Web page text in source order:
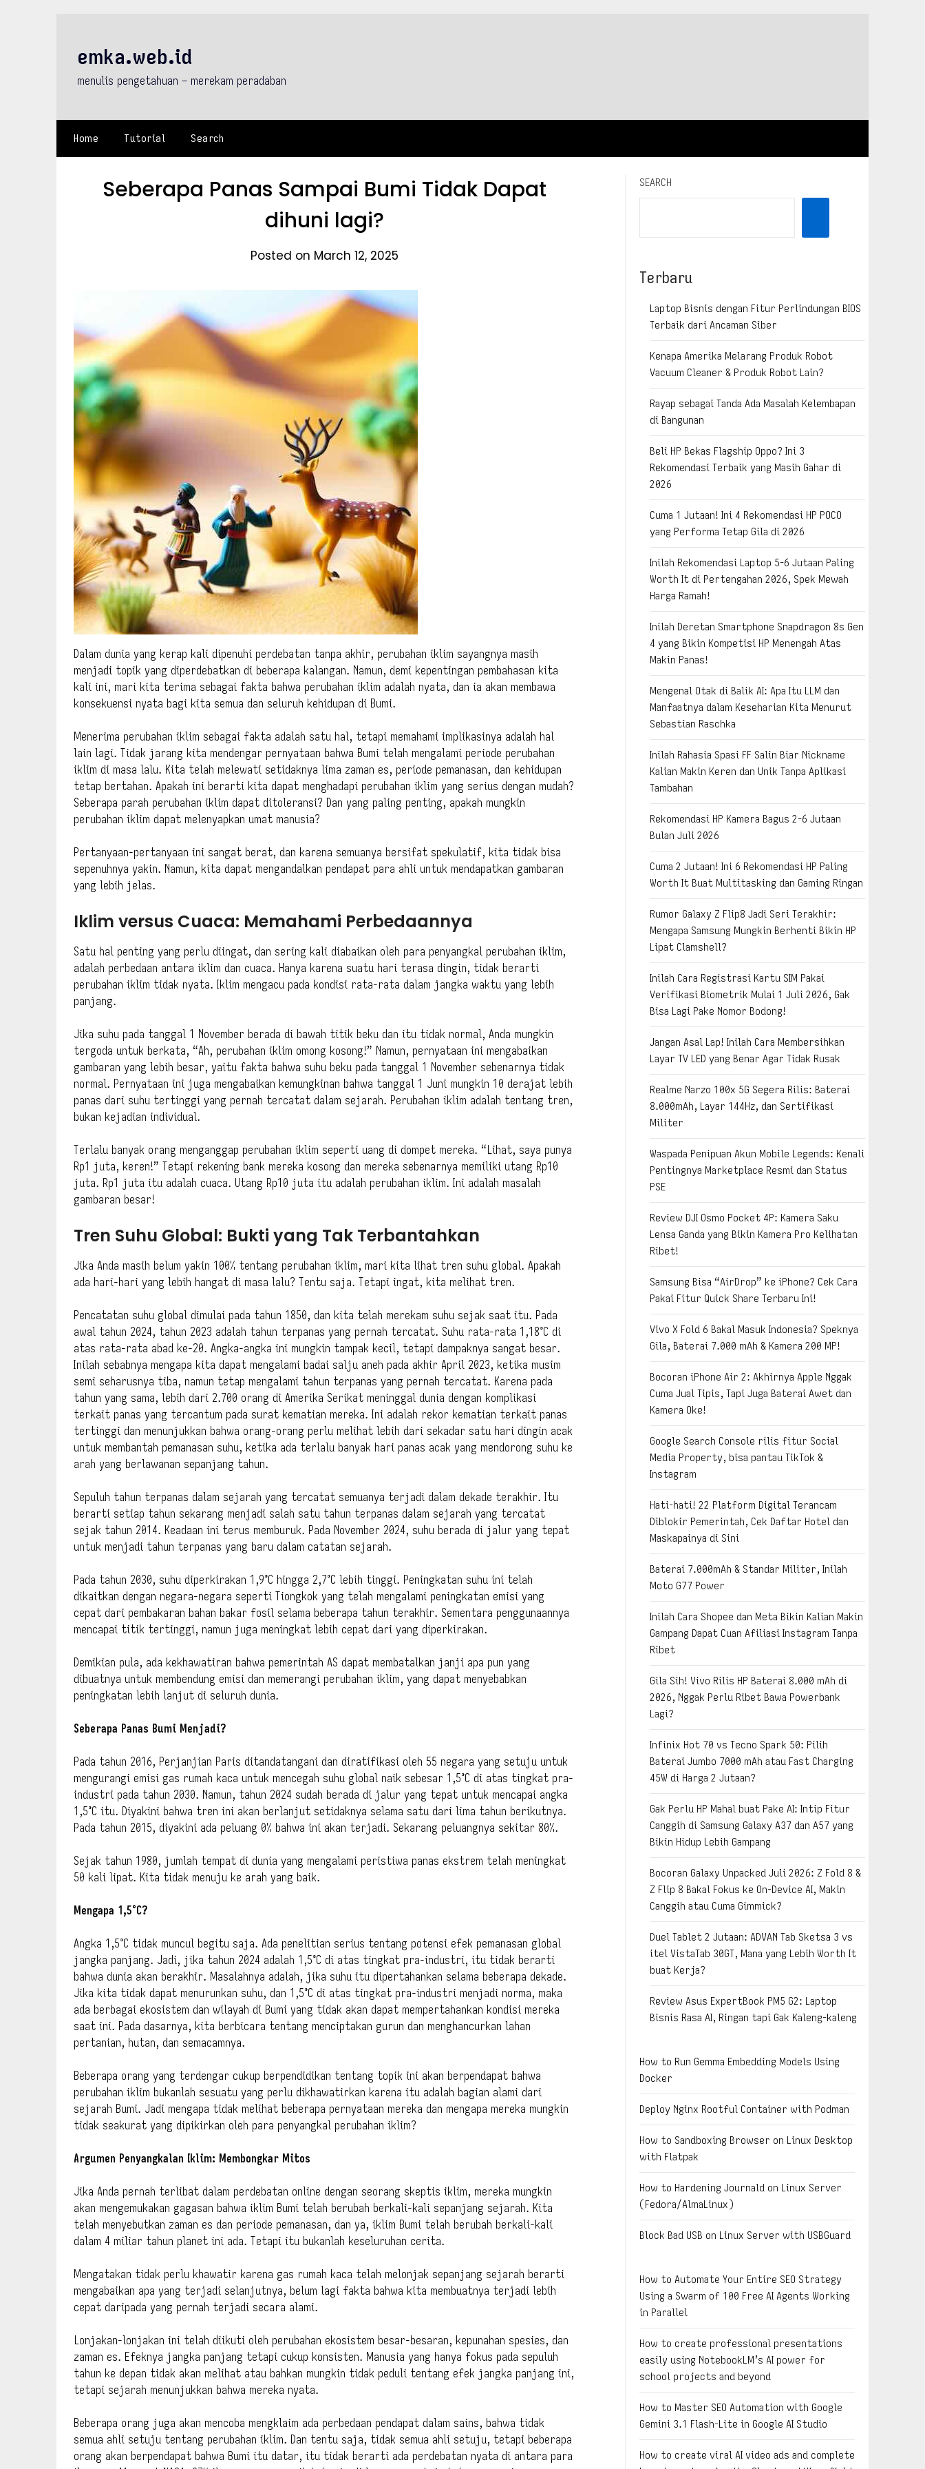
emka.web.id
menulis pengetahuan – merekam peradaban
Home Tutorial Search
Seberapa Panas Sampai Bumi Tidak Dapat
dihuni lagi?
Posted on March 12, 2025
Dalam dunia yang kerap kali dipenuhi perdebatan tanpa akhir, perubahan iklim sayangnya masih
menjadi topik yang diperdebatkan di beberapa kalangan. Namun, demi kepentingan pembahasan kita
kali ini, mari kita terima sebagai fakta bahwa perubahan iklim adalah nyata, dan ia akan membawa
konsekuensi nyata bagi kita semua dan seluruh kehidupan di Bumi.
Menerima perubahan iklim sebagai fakta adalah satu hal, tetapi memahami implikasinya adalah hal
lain lagi. Tidak jarang kita mendengar pernyataan bahwa Bumi telah mengalami periode perubahan
iklim di masa lalu. Kita telah melewati setidaknya lima zaman es, periode pemanasan, dan kehidupan
tetap bertahan. Apakah ini berarti kita dapat menghadapi perubahan iklim yang serius dengan mudah?
Seberapa parah perubahan iklim dapat ditoleransi? Dan yang paling penting, apakah mungkin
perubahan iklim dapat melenyapkan umat manusia?
Pertanyaan-pertanyaan ini sangat berat, dan karena semuanya bersifat spekulatif, kita tidak bisa
sepenuhnya yakin. Namun, kita dapat mengandalkan pendapat para ahli untuk mendapatkan gambaran
yang lebih jelas.
Iklim versus Cuaca: Memahami Perbedaannya
Satu hal penting yang perlu diingat, dan sering kali diabaikan oleh para penyangkal perubahan iklim,
adalah perbedaan antara iklim dan cuaca. Hanya karena suatu hari terasa dingin, tidak berarti
perubahan iklim tidak nyata. Iklim mengacu pada kondisi rata-rata dalam jangka waktu yang lebih
panjang.
Jika suhu pada tanggal 1 November berada di bawah titik beku dan itu tidak normal, Anda mungkin
tergoda untuk berkata, “Ah, perubahan iklim omong kosong!” Namun, pernyataan ini mengabaikan
gambaran yang lebih besar, yaitu fakta bahwa suhu beku pada tanggal 1 November sebenarnya tidak
normal. Pernyataan ini juga mengabaikan kemungkinan bahwa tanggal 1 Juni mungkin 10 derajat lebih
panas dari suhu tertinggi yang pernah tercatat dalam sejarah. Perubahan iklim adalah tentang tren,
bukan kejadian individual.
Terlalu banyak orang menganggap perubahan iklim seperti uang di dompet mereka. “Lihat, saya punya
Rp1 juta, keren!” Tetapi rekening bank mereka kosong dan mereka sebenarnya memiliki utang Rp10
juta. Rp1 juta itu adalah cuaca. Utang Rp10 juta itu adalah perubahan iklim. Ini adalah masalah
gambaran besar!
Tren Suhu Global: Bukti yang Tak Terbantahkan
Jika Anda masih belum yakin 100% tentang perubahan iklim, mari kita lihat tren suhu global. Apakah
ada hari-hari yang lebih hangat di masa lalu? Tentu saja. Tetapi ingat, kita melihat tren.
Pencatatan suhu global dimulai pada tahun 1850, dan kita telah merekam suhu sejak saat itu. Pada
awal tahun 2024, tahun 2023 adalah tahun terpanas yang pernah tercatat. Suhu rata-rata 1,18°C di
atas rata-rata abad ke-20. Angka-angka ini mungkin tampak kecil, tetapi dampaknya sangat besar.
Inilah sebabnya mengapa kita dapat mengalami badai salju aneh pada akhir April 2023, ketika musim
semi seharusnya tiba, namun tetap mengalami tahun terpanas yang pernah tercatat. Karena pada
tahun yang sama, lebih dari 2.700 orang di Amerika Serikat meninggal dunia dengan komplikasi
terkait panas yang tercantum pada surat kematian mereka. Ini adalah rekor kematian terkait panas
tertinggi dan menunjukkan bahwa orang-orang perlu melihat lebih dari sekadar satu hari dingin acak
untuk membantah pemanasan suhu, ketika ada terlalu banyak hari panas acak yang mendorong suhu ke
arah yang berlawanan sepanjang tahun.
Sepuluh tahun terpanas dalam sejarah yang tercatat semuanya terjadi dalam dekade terakhir. Itu
berarti setiap tahun sekarang menjadi salah satu tahun terpanas dalam sejarah yang tercatat
sejak tahun 2014. Keadaan ini terus memburuk. Pada November 2024, suhu berada di jalur yang tepat
untuk menjadi tahun terpanas yang baru dalam catatan sejarah.
Pada tahun 2030, suhu diperkirakan 1,9°C hingga 2,7°C lebih tinggi. Peningkatan suhu ini telah
dikaitkan dengan negara-negara seperti Tiongkok yang telah mengalami peningkatan emisi yang
cepat dari pembakaran bahan bakar fosil selama beberapa tahun terakhir. Sementara penggunaannya
mencapai titik tertinggi, namun juga meningkat lebih cepat dari yang diperkirakan.
Demikian pula, ada kekhawatiran bahwa pemerintah AS dapat membatalkan janji apa pun yang
dibuatnya untuk membendung emisi dan memerangi perubahan iklim, yang dapat menyebabkan
peningkatan lebih lanjut di seluruh dunia.
Seberapa Panas Bumi Menjadi?
Pada tahun 2016, Perjanjian Paris ditandatangani dan diratifikasi oleh 55 negara yang setuju untuk
mengurangi emisi gas rumah kaca untuk mencegah suhu global naik sebesar 1,5°C di atas tingkat pra-
industri pada tahun 2030. Namun, tahun 2024 sudah berada di jalur yang tepat untuk mencapai angka
1,5°C itu. Diyakini bahwa tren ini akan berlanjut setidaknya selama satu dari lima tahun berikutnya.
Pada tahun 2015, diyakini ada peluang 0% bahwa ini akan terjadi. Sekarang peluangnya sekitar 80%.
Sejak tahun 1980, jumlah tempat di dunia yang mengalami peristiwa panas ekstrem telah meningkat
50 kali lipat. Kita tidak menuju ke arah yang baik.
Mengapa 1,5°C?
Angka 1,5°C tidak muncul begitu saja. Ada penelitian serius tentang potensi efek pemanasan global
jangka panjang. Jadi, jika tahun 2024 adalah 1,5°C di atas tingkat pra-industri, itu tidak berarti
bahwa dunia akan berakhir. Masalahnya adalah, jika suhu itu dipertahankan selama beberapa dekade.
Jika kita tidak dapat menurunkan suhu, dan 1,5°C di atas tingkat pra-industri menjadi norma, maka
ada berbagai ekosistem dan wilayah di Bumi yang tidak akan dapat mempertahankan kondisi mereka
saat ini. Pada dasarnya, kita berbicara tentang menciptakan gurun dan menghancurkan lahan
pertanian, hutan, dan semacamnya.
Beberapa orang yang terdengar cukup berpendidikan tentang topik ini akan berpendapat bahwa
perubahan iklim bukanlah sesuatu yang perlu dikhawatirkan karena itu adalah bagian alami dari
sejarah Bumi. Jadi mengapa tidak melihat beberapa pernyataan mereka dan mengapa mereka mungkin
tidak seakurat yang dipikirkan oleh para penyangkal perubahan iklim?
Argumen Penyangkalan Iklim: Membongkar Mitos
Jika Anda pernah terlibat dalam perdebatan online dengan seorang skeptis iklim, mereka mungkin
akan mengemukakan gagasan bahwa iklim Bumi telah berubah berkali-kali sepanjang sejarah. Kita
telah menyebutkan zaman es dan periode pemanasan, dan ya, iklim Bumi telah berubah berkali-kali
dalam 4 miliar tahun planet ini ada. Tetapi itu bukanlah keseluruhan cerita.
Mengatakan tidak perlu khawatir karena gas rumah kaca telah melonjak sepanjang sejarah berarti
mengabaikan apa yang terjadi selanjutnya, belum lagi fakta bahwa kita membuatnya terjadi lebih
cepat daripada yang pernah terjadi secara alami.
Lonjakan-lonjakan ini telah diikuti oleh perubahan ekosistem besar-besaran, kepunahan spesies, dan
zaman es. Efeknya jangka panjang tetapi cukup konsisten. Manusia yang hanya fokus pada sepuluh
tahun ke depan tidak akan melihat atau bahkan mungkin tidak peduli tentang efek jangka panjang ini,
tetapi sejarah menunjukkan bahwa mereka nyata.
Beberapa orang juga akan mencoba mengklaim ada perbedaan pendapat dalam sains, bahwa tidak
semua ahli setuju tentang perubahan iklim. Dan tentu saja, tidak semua ahli setuju, tetapi beberapa
orang akan berpendapat bahwa Bumi itu datar, itu tidak berarti ada perdebatan nyata di antara para
SEARCH
Terbaru
Laptop Bisnis dengan Fitur Perlindungan BIOS
Terbaik dari Ancaman Siber
Kenapa Amerika Melarang Produk Robot
Vacuum Cleaner & Produk Robot Lain?
Rayap sebagai Tanda Ada Masalah Kelembapan
di Bangunan
Beli HP Bekas Flagship Oppo? Ini 3
Rekomendasi Terbaik yang Masih Gahar di
2026
Cuma 1 Jutaan! Ini 4 Rekomendasi HP POCO
yang Performa Tetap Gila di 2026
Inilah Rekomendasi Laptop 5-6 Jutaan Paling
Worth It di Pertengahan 2026, Spek Mewah
Harga Ramah!
Inilah Deretan Smartphone Snapdragon 8s Gen
4 yang Bikin Kompetisi HP Menengah Atas
Makin Panas!
Mengenal Otak di Balik AI: Apa Itu LLM dan
Manfaatnya dalam Keseharian Kita Menurut
Sebastian Raschka
Inilah Rahasia Spasi FF Salin Biar Nickname
Kalian Makin Keren dan Unik Tanpa Aplikasi
Tambahan
Rekomendasi HP Kamera Bagus 2-6 Jutaan
Bulan Juli 2026
Cuma 2 Jutaan! Ini 6 Rekomendasi HP Paling
Worth It Buat Multitasking dan Gaming Ringan
Rumor Galaxy Z Flip8 Jadi Seri Terakhir:
Mengapa Samsung Mungkin Berhenti Bikin HP
Lipat Clamshell?
Inilah Cara Registrasi Kartu SIM Pakai
Verifikasi Biometrik Mulai 1 Juli 2026, Gak
Bisa Lagi Pake Nomor Bodong!
Jangan Asal Lap! Inilah Cara Membersihkan
Layar TV LED yang Benar Agar Tidak Rusak
Realme Narzo 100x 5G Segera Rilis: Baterai
8.000mAh, Layar 144Hz, dan Sertifikasi
Militer
Waspada Penipuan Akun Mobile Legends: Kenali
Pentingnya Marketplace Resmi dan Status
PSE
Review DJI Osmo Pocket 4P: Kamera Saku
Lensa Ganda yang Bikin Kamera Pro Kelihatan
Ribet!
Samsung Bisa “AirDrop” ke iPhone? Cek Cara
Pakai Fitur Quick Share Terbaru Ini!
Vivo X Fold 6 Bakal Masuk Indonesia? Speknya
Gila, Baterai 7.000 mAh & Kamera 200 MP!
Bocoran iPhone Air 2: Akhirnya Apple Nggak
Cuma Jual Tipis, Tapi Juga Baterai Awet dan
Kamera Oke!
Google Search Console rilis fitur Social
Media Property, bisa pantau TikTok &
Instagram
Hati-hati! 22 Platform Digital Terancam
Diblokir Pemerintah, Cek Daftar Hotel dan
Maskapainya di Sini
Baterai 7.000mAh & Standar Militer, Inilah
Moto G77 Power
Inilah Cara Shopee dan Meta Bikin Kalian Makin
Gampang Dapat Cuan Afiliasi Instagram Tanpa
Ribet
Gila Sih! Vivo Rilis HP Baterai 8.000 mAh di
2026, Nggak Perlu Ribet Bawa Powerbank
Lagi?
Infinix Hot 70 vs Tecno Spark 50: Pilih
Baterai Jumbo 7000 mAh atau Fast Charging
45W di Harga 2 Jutaan?
Gak Perlu HP Mahal buat Pake AI: Intip Fitur
Canggih di Samsung Galaxy A37 dan A57 yang
Bikin Hidup Lebih Gampang
Bocoran Galaxy Unpacked Juli 2026: Z Fold 8 &
Z Flip 8 Bakal Fokus ke On-Device AI, Makin
Canggih atau Cuma Gimmick?
Duel Tablet 2 Jutaan: ADVAN Tab Sketsa 3 vs
itel VistaTab 30GT, Mana yang Lebih Worth It
buat Kerja?
Review Asus ExpertBook PM5 G2: Laptop
Bisnis Rasa AI, Ringan tapi Gak Kaleng-kaleng
How to Run Gemma Embedding Models Using
Docker
Deploy Nginx Rootful Container with Podman
How to Sandboxing Browser on Linux Desktop
with Flatpak
How to Hardening Journald on Linux Server
(Fedora/AlmaLinux)
Block Bad USB on Linux Server with USBGuard
How to Automate Your Entire SEO Strategy
Using a Swarm of 100 Free AI Agents Working
in Parallel
How to create professional presentations
easily using NotebookLM’s AI power for
school projects and beyond
How to Master SEO Automation with Google
Gemini 3.1 Flash-Lite in Google AI Studio
How to create viral AI video ads and complete